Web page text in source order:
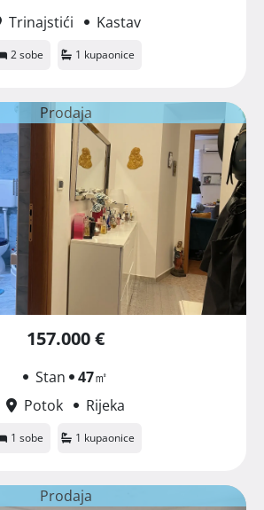
Trinajstići
Kastav
2 sobe 1 kupaonice
Prodaja
157.000 €
Stan 47㎡
Potok
Rijeka
1 sobe 1 kupaonice
Prodaja